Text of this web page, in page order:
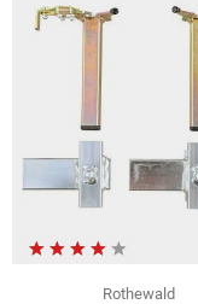
Rothewald